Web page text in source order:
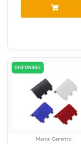
DISPONIBLE
Marca: Generico